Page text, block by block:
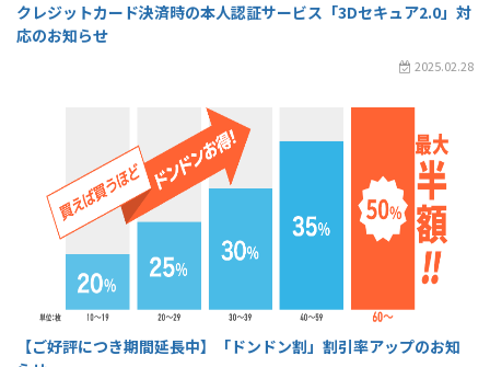
クレジットカード決済時の本人認証サービス「3Dセキュア2.0」対
応のお知らせ
2025.02.28
【ご好評につき期間延長中】「ドンドン割」割引率アップのお知